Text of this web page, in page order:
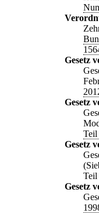
Gesetz
Gesetz
Teil
Gesetz
Teil
Gesetz